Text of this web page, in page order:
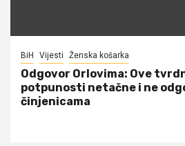
BiH Vijesti Ženska košarka
Odgovor Orlovima: ​Ove
potpunosti netačne i ne
činjenicama